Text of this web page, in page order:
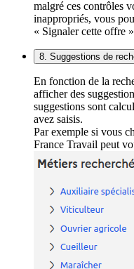
malgré ces contrôles
inappropriés, vous
« Signaler cette offre
8. Suggestions de
En fonction de la
afficher des
suggestions sont
avez saisis.
Par exemple si vous
France Travail peut